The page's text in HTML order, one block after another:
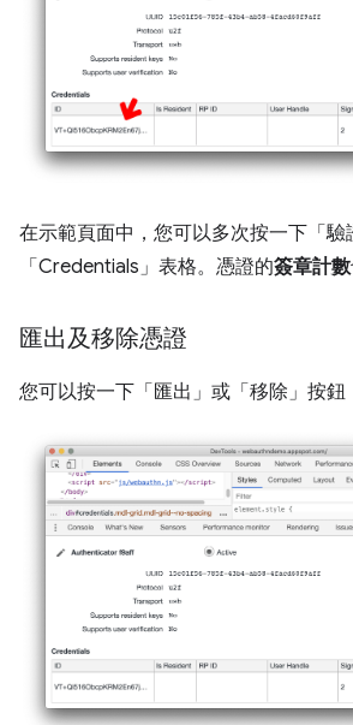
在示範頁面中，您可以多次按一下「驗
「Credentials」 表格。憑證的簽章計數
匯出及移除憑證
您可以按一下「匯出」 或「移除」 按鈕